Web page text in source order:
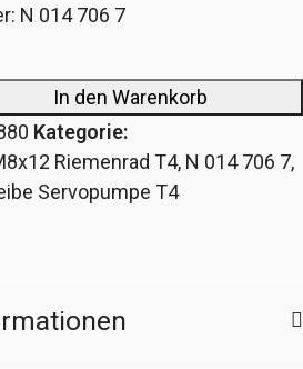
N 014 706 7
In den Warenkorb
Kategorie:
Riemenrad T4, N 014 706 7,
Servopumpe T4